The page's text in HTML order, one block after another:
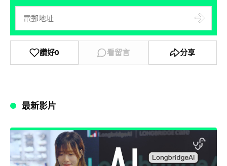
讚好0 看留言 分享
最新影片